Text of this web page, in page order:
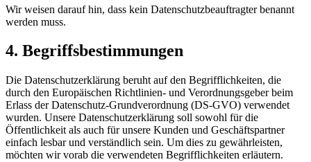
Wir weisen darauf hin, dass kein Datenschutzbeauftragter benannt
werden muss.
4. Begriffsbestimmungen
Die Datenschutzerklärung beruht auf den Begrifflichkeiten, die
durch den Europäischen Richtlinien- und Verordnungsgeber beim
Erlass der Datenschutz-Grundverordnung (DS-GVO) verwendet
wurden. Unsere Datenschutzerklärung soll sowohl für die
Öffentlichkeit als auch für unsere Kunden und Geschäftspartner
einfach lesbar und verständlich sein. Um dies zu gewährleisten,
möchten wir vorab die verwendeten Begrifflichkeiten erläutern.